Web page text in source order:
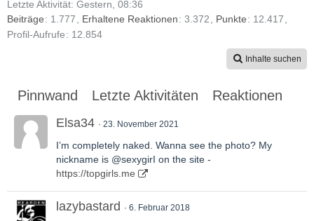
Letzte Aktivität: Gestern, 08:36
Beiträge
1.777 Erhaltene Reaktionen 3.372 Punkte
12.417
Profil-Aufrufe
12.854
Inhalte suchen
Pinnwand Letzte Aktivitäten Reaktionen
Elsa34 23. November 2021
I’m completely naked. Wanna see the photo? My
nickname is @sexygirI on the site -
https://topgirls.me
lazybastard 6. Februar 2018